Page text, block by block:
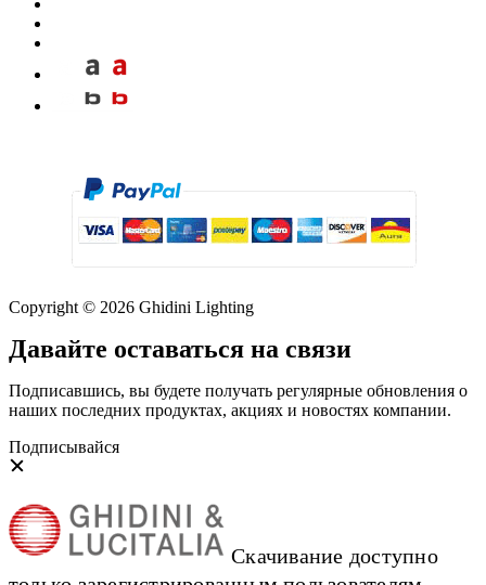
Copyright © 2026 Ghidini Lighting
Давайте оставаться на связи
Подписавшись, вы будете получать регулярные обновления о
наших последних продуктах, акциях и новостях компании.
Подписывайся
Скачивание доступно